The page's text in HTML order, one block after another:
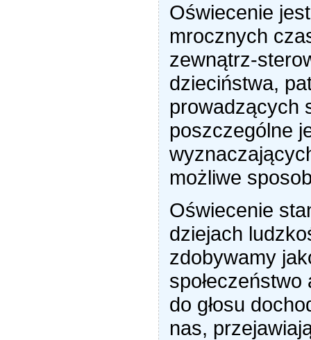
Oświecenie
mrocznych
zewnątrz-
dzieciństwa,
prowadzących
poszczególne
możliwe
Oświecenie
dziejach
zdobywamy
do głosu
nas,